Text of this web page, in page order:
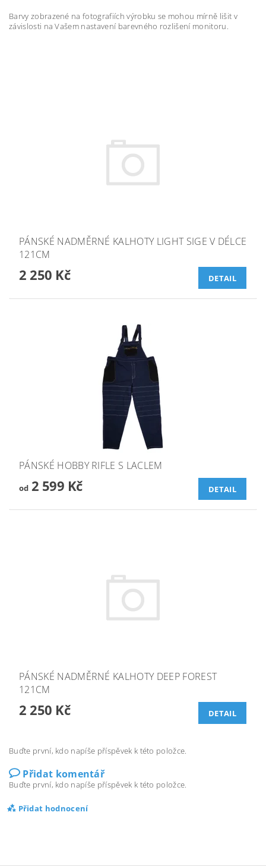
Barvy zobrazené na fotografiích výrobku se mohou mírně lišit v
závislosti na Vašem nastavení barevného rozlišení monitoru.
PÁNSKÉ NADMĚRNÉ KALHOTY LIGHT SIGE V DÉLCE
121CM
2 250 Kč DETAIL
PÁNSKÉ HOBBY RIFLE S LACLEM
od2 599 Kč DETAIL
PÁNSKÉ NADMĚRNÉ KALHOTY DEEP FOREST
121CM
2 250 Kč DETAIL
Buďte první, kdo napíše příspěvek k této položce.
Přidat komentář
Buďte první, kdo napíše příspěvek k této položce.
Přidat hodnocení